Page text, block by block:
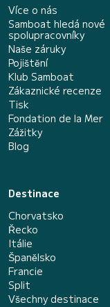
Více o nás
Samboat hledá nové
spolupracovníky
Naše záruky
Pojištění
Klub Samboat
Zákaznické recenze
Tisk
Fondation de la Mer
Zážitky
Blog
Destinace
Chorvatsko
Řecko
Itálie
Španělsko
Francie
Split
Všechny destinace